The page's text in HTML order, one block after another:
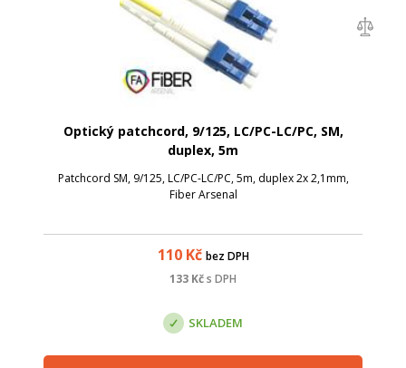
Optický patchcord, 9/125, LC/PC-LC/PC, SM,
duplex, 5m
Patchcord SM, 9/125, LC/PC-LC/PC, 5m, duplex 2x 2,1mm,
Fiber Arsenal
110Kč bez DPH
133 Kčs DPH
SKLADEM